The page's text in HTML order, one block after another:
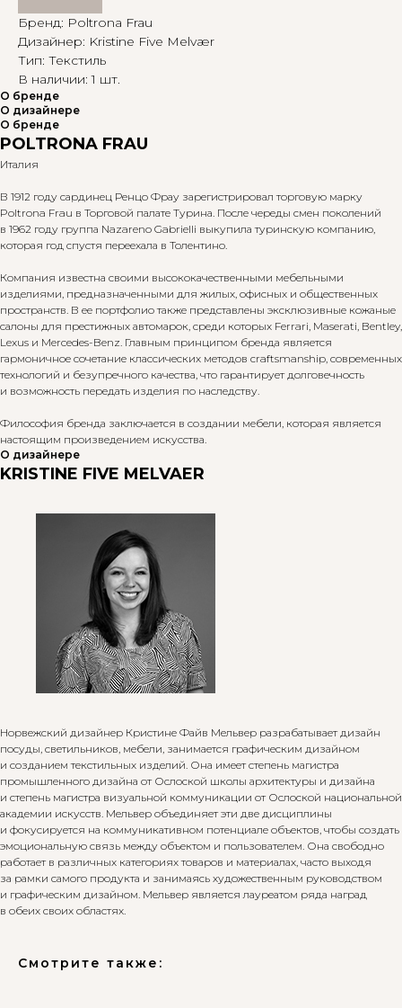
Бренд: Poltrona Frau
Дизайнер: Kristine Five Melvær
Тип: Текстиль
В наличии: 1 шт.
О бренде
О дизайнере
О бренде
POLTRONA FRAU
Италия
В 1912 году сардинец Ренцо Фрау зарегистрировал торговую марку
Poltrona Frau в Торговой палате Турина. После череды смен поколений
в 1962 году группа Nazareno Gabrielli выкупила туринскую компанию,
которая год спустя переехала в Толентино.
Компания известна своими высококачественными мебельными
изделиями, предназначенными для жилых, офисных и общественных
пространств. В ее портфолио также представлены эксклюзивные кожаные
салоны для престижных автомарок, среди которых Ferrari, Maserati, Bentley,
Lexus и Mercedes-Benz. Главным принципом бренда является
гармоничное сочетание классических методов craftsmanship, современных
технологий и безупречного качества, что гарантирует долговечность
и возможность передать изделия по наследству.
Философия бренда заключается в создании мебели, которая является
настоящим произведением искусства.
О дизайнере
KRISTINE FIVE MELVAER
Норвежский дизайнер Кристине Файв Мельвер разрабатывает дизайн
посуды, светильников, мебели, занимается графическим дизайном
и созданием текстильных изделий. Она имеет степень магистра
промышленного дизайна от Ослоской школы архитектуры и дизайна
и степень магистра визуальной коммуникации от Ослоской национальной
академии искусств. Мельвер объединяет эти две дисциплины
и фокусируется на коммуникативном потенциале объектов, чтобы создать
эмоциональную связь между объектом и пользователем. Она свободно
работает в различных категориях товаров и материалах, часто выходя
за рамки самого продукта и занимаясь художественным руководством
и графическим дизайном. Мельвер является лауреатом ряда наград
в обеих своих областях.
Смотрите также: